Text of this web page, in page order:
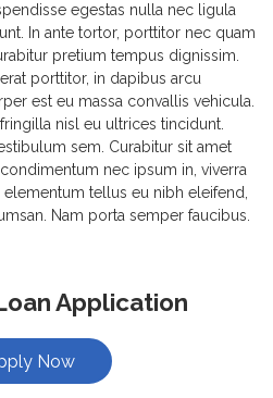
egestas nulla nec ligula
In ante tortor, porttitor nec quam
pretium tempus dignissim.
porttitor, in dapibus arcu
est eu massa convallis vehicula.
nisl eu ultrices tincidunt.
sem. Curabitur sit amet
nec ipsum in, viverra
tellus eu nibh eleifend,
Nam porta semper faucibus.
Application
Now